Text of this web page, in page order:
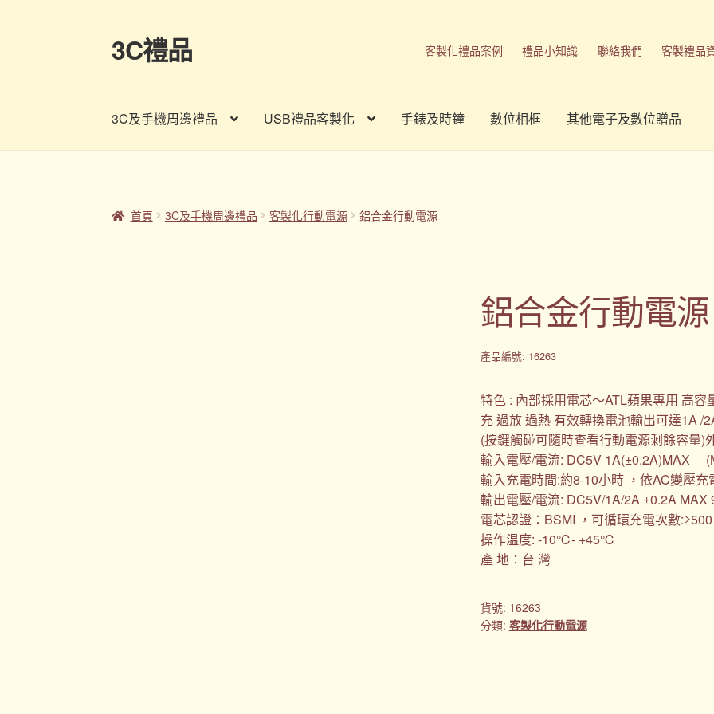
跳
至
列
跳
至
內
3C禮品 客製化禮品案例 禮品小知識 聯絡我們 客製禮品
3C及手機周邊禮品 USB禮品客製化 手錶及時鐘 數位相框 其他電子及數位贈品
客製禮品資訊宣導品尾牙禮品推薦常見問題我的帳號春酒禮品
首頁 3C及手機周邊禮品 客製化行動電源 鋁合金行動電源
鋁合金行動電源
產品編號: 16263
特色 : 內部採用電芯～ATL蘋果專用 高
充 過放 過熱 有效轉換電池輸出可達1A /
(按鍵觸碰可隨時查看行動電源剩餘容量)
輸入電壓/電流: DC5V 1A(±0.2A)MAX
輸入充電時間:約8-10小時 ，依AC變壓充
輸出電壓/電流: DC5V/1A/2A ±0.2A
電芯認證：BSMI ，可循環充電次數
操作温度: -10℃- +45℃
產 地：台 灣
貨號: 16263
分類: 客製化行動電源